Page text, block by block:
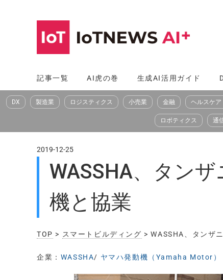
へ
ス
記事一覧 AI虎の巻 生成AI活用ガイド
DX 製造業 ロジスティクス 小売業 金融 ヘルスケア
ロボティクス 通
2019-12-25
WASSHA、タン
機と協業
TOP > スマートビルディング > WASSHA、タンザ
企業： WASSHA/ ヤマハ発動機（Yamaha Motor）